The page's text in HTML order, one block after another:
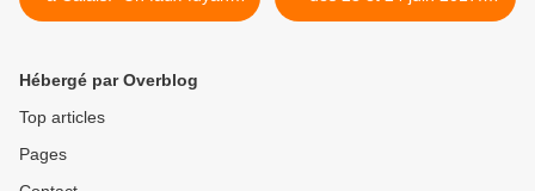
inacceptable et inhumain"
rapport introductif aux
Hébergé par Overblog
Top articles
Pages